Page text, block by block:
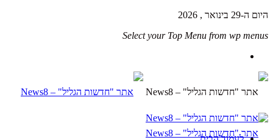
היום ה-29 בינואר , 2026
Select your Top Menu from wp menus